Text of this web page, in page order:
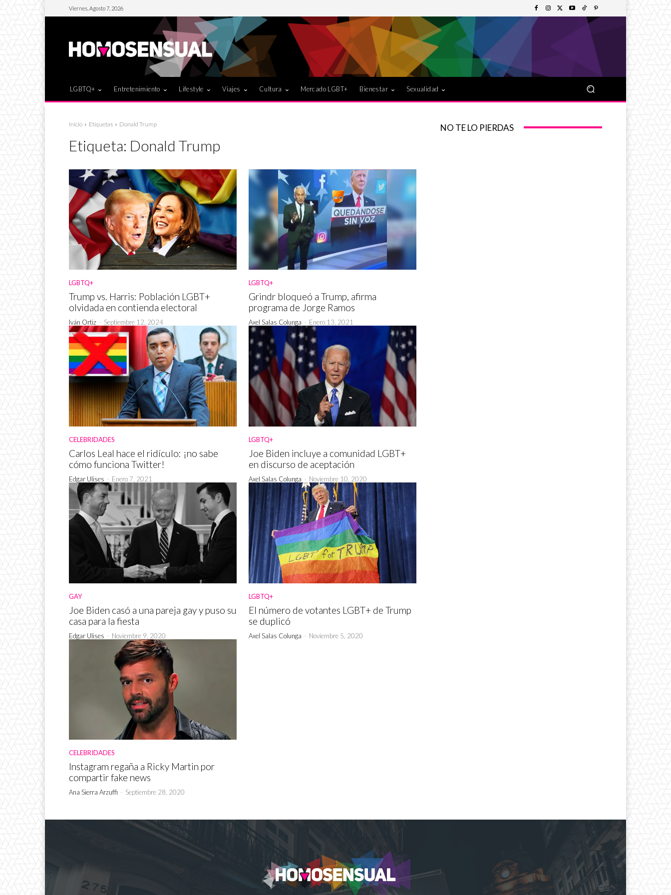
Viernes, Agosto 7, 2026
LGBTQ+ Entretenimiento Lifestyle Viajes Cultura Mercado LGBT+ Bienestar Sexualidad
Inicio Etiquetas Donald Trump
Etiqueta: Donald Trump
LGBTQ+
Trump vs. Harris: Población LGBT+
olvidada en contienda electoral
Iván Ortiz - Septiembre 12, 2024
LGBTQ+
Grindr bloqueó a Trump, afirma
programa de Jorge Ramos
Axel Salas Colunga - Enero 13, 2021
CELEBRIDADES
Carlos Leal hace el ridículo: ¡no sabe
cómo funciona Twitter!
Edgar Ulises - Enero 7, 2021
LGBTQ+
Joe Biden incluye a comunidad LGBT+
en discurso de aceptación
Axel Salas Colunga - Noviembre 10, 2020
GAY
Joe Biden casó a una pareja gay y puso su
casa para la fiesta
Edgar Ulises - Noviembre 9, 2020
LGBTQ+
El número de votantes LGBT+ de Trump
se duplicó
Axel Salas Colunga - Noviembre 5, 2020
CELEBRIDADES
Instagram regaña a Ricky Martin por
compartir fake news
Ana Sierra Arzuffi - Septiembre 28, 2020
NO TE LO PIERDAS